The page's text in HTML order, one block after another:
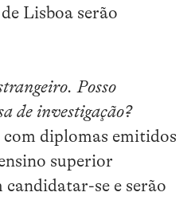
Lisboa serão
Posso
de investigação?
diplomas emitidos
superior
se e serão